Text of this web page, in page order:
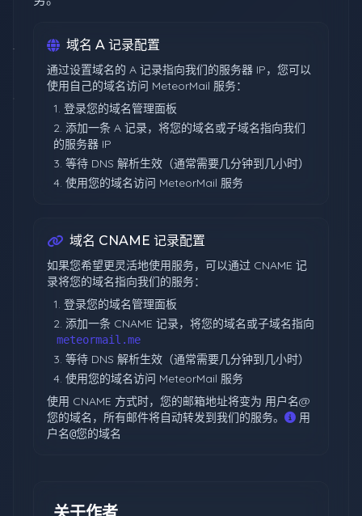
域名 A 记录配置
通过设置域名的 A 记录指向我们的服务器 IP，您可以
使用自己的域名访问 MeteorMail 服务：
登录您的域名管理面板
添加一条 A 记录，将您的域名或子域名指向我们
的服务器 IP
等待 DNS 解析生效（通常需要几分钟到几小时）
使用您的域名访问 MeteorMail 服务
域名 CNAME 记录配置
如果您希望更灵活地使用服务，可以通过 CNAME 记
录将您的域名指向我们的服务：
登录您的域名管理面板
添加一条 CNAME 记录，将您的域名或子域名指向
meteormail.me
等待 DNS 解析生效（通常需要几分钟到几小时）
使用您的域名访问 MeteorMail 服务
使用 CNAME 方式时，您的邮箱地址将变为 用户名@
您的域名，所有邮件将自动转发到我们的服务。
用
户名@您的域名